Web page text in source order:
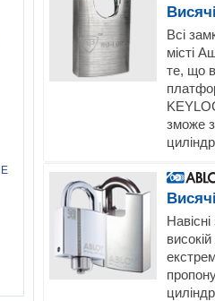
Всі
місті
те, що
зможе